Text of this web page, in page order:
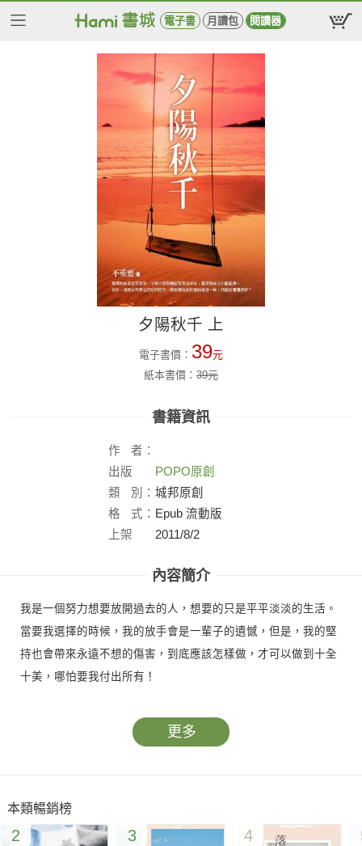
電子書 月讀包 閱讀器
夕陽秋千 上
電子書價： 39元
紙本書價： 39元
書籍資訊
作
者：
出版
社：
POPO原創
類
別： 城邦原創
格
式： Epub 流動版
上架
2011/8/2
內容簡介
我是一個努力想要放開過去的人，想要的只是平平淡淡的生活。
當要我選擇的時候，我的放手會是一輩子的遺憾，但是，我的堅
持也會帶來永遠不想的傷害，到底應該怎樣做，才可以做到十全
十美，哪怕要我付出所有！
更多
本類暢銷榜
2 3 4